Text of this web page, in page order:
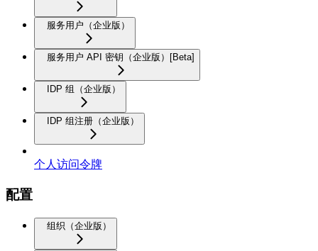
服务用户（企业版）
服务用户 API 密钥（企业版）[Beta]
IDP 组（企业版）
IDP 组注册（企业版）
个人访问令牌
配置
组织（企业版）